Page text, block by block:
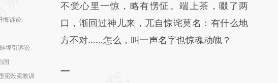
悔诉讼
埠引诉讼
国
宪毁宪教训
不觉心里一惊，略有愣怔。端上茶，啜了两
口，渐回过神儿来，兀自惊诧莫名：有什么地
方不对……怎么，叫一声名字也惊魂动魄？
一